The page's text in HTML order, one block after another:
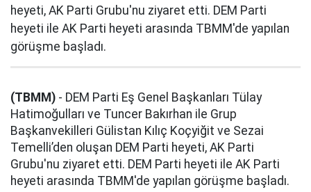
heyeti, AK Parti Grubu'nu ziyaret etti. DEM Parti
heyeti ile AK Parti heyeti arasında TBMM'de yapılan
görüşme başladı.
(TBMM) - DEM Parti Eş Genel Başkanları Tülay
Hatimoğulları ve Tuncer Bakırhan ile Grup
Başkanvekilleri Gülistan Kılıç Koçyiğit ve Sezai
Temelli’den oluşan DEM Parti heyeti, AK Parti
Grubu'nu ziyaret etti. DEM Parti heyeti ile AK Parti
heyeti arasında TBMM'de yapılan görüşme başladı.